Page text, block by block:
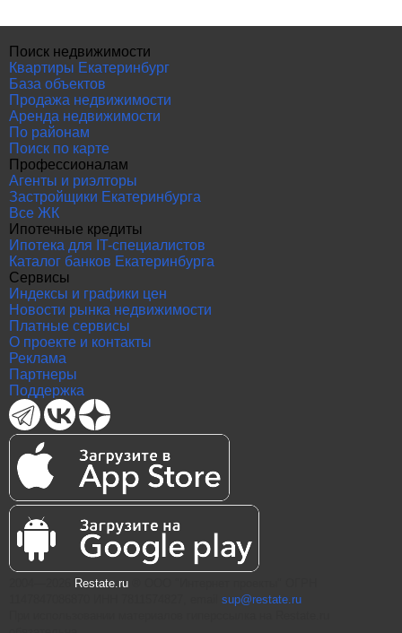
Поиск недвижимости
Квартиры Екатеринбург
База объектов
Продажа недвижимости
Аренда недвижимости
По районам
Поиск по карте
Профессионалам
Агенты и риэлторы
Застройщики Екатеринбурга
Все ЖК
Ипотечные кредиты
Ипотека для IT-специалистов
Каталог банков Екатеринбурга
Сервисы
Индексы и графики цен
Новости рынка недвижимости
Платные сервисы
О проекте и контакты
Реклама
Партнеры
Поддержка
Restate.ru
sup@restate.ru